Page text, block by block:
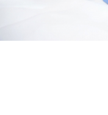
Umerase Personalizate